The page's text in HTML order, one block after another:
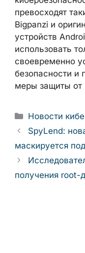
превосходят
Bigpanzi и
устройств
использовать
своевременно
безопасности и
меры защиты от
Рубрики
Новости
SpyLend:
маскируется
получения root-